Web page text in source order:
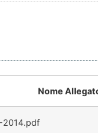
Nome
2014.pdf